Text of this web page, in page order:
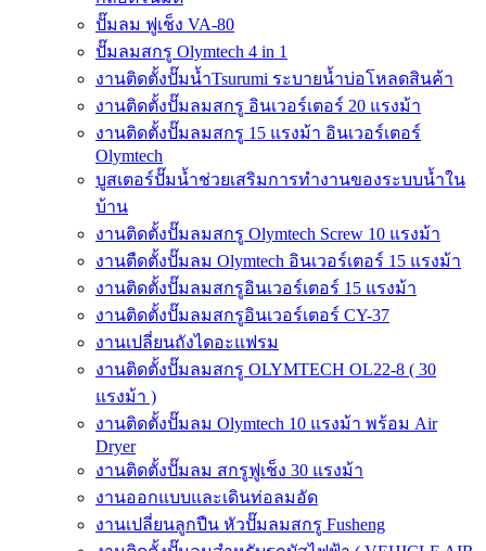
ปั๊มลม ฟูเช็ง VA-80
ปั๊มลมสกรู Olymtech 4 in 1
งานติดตั้งปั๊มน้ำTsurumi ระบายน้ำบ่อโหลดสินค้า
งานติดตั้งปั๊มลมสกรู อินเวอร์เตอร์ 20 แรงม้า
งานติดตั้งปั๊มลมสกรู 15 แรงม้า อินเวอร์เตอร์
Olymtech
บูสเตอร์ปั๊มน้ำช่วยเสริมการทำงานของระบบน้ำใน
บ้าน
งานติดตั้งปั๊มลมสกรู Olymtech Screw 10 แรงม้า
งานตืดตั้งปั๊มลม Olymtech อินเวอร์เตอร์ 15 แรงม้า
งานติดตั้งปั๊มลมสกรูอินเวอร์เตอร์ 15 แรงม้า
งานติดตั้งปั๊มลมสกรูอินเวอร์เตอร์ CY-37
งานเปลี่ยนถังไดอะแฟรม
งานติดตั้งปั๊มลมสกรู OLYMTECH OL22-8 ( 30
แรงม้า )
งานติดตั้งปั๊มลม Olymtech 10 แรงม้า พร้อม Air
Dryer
งานติดตั้งปั๊มลม สกรูฟูเช็ง 30 แรงม้า
งานออกแบบและเดินท่อลมอัด
งานเปลี่ยนลูกปืน หัวปั๊มลมสกรู Fusheng